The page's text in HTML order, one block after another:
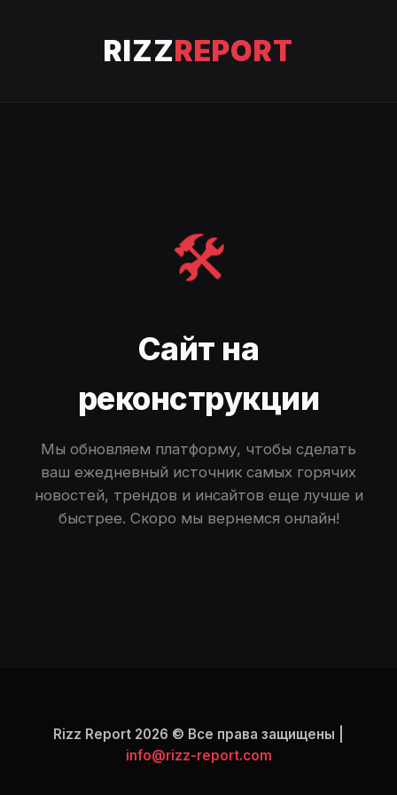
RIZZREPORT
🛠️
Сайт на
реконструкции
Мы обновляем платформу, чтобы сделать
ваш ежедневный источник самых горячих
новостей, трендов и инсайтов еще лучше и
быстрее. Скоро мы вернемся онлайн!
Rizz Report 2026 © Все права защищены |
info@rizz-report.com